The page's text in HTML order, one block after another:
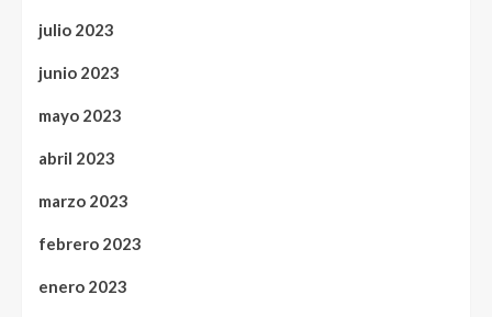
julio 2023
junio 2023
mayo 2023
abril 2023
marzo 2023
febrero 2023
enero 2023